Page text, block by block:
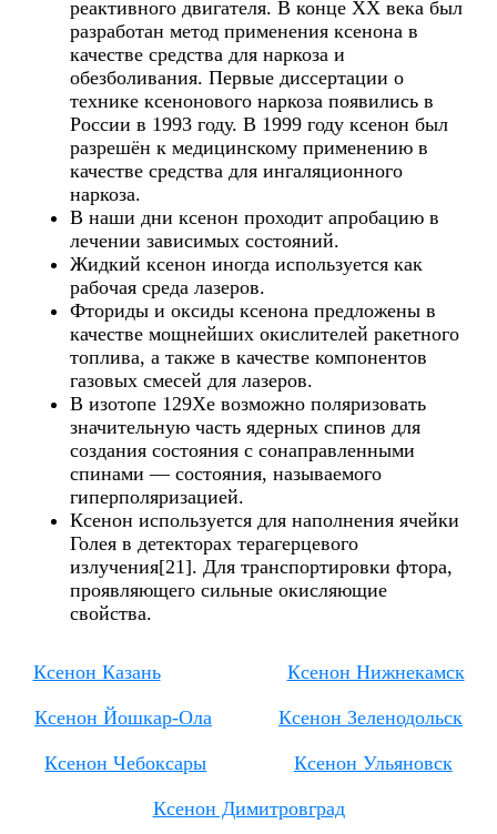
реактивного двигателя. В конце XX века был
разработан метод применения ксенона в
качестве средства для наркоза и
обезболивания. Первые диссертации о
технике ксенонового наркоза появились в
России в 1993 году. В 1999 году ксенон был
разрешён к медицинскому применению в
качестве средства для ингаляционного
наркоза.
В наши дни ксенон проходит апробацию в
лечении зависимых состояний.
Жидкий ксенон иногда используется как
рабочая среда лазеров.
Фториды и оксиды ксенона предложены в
качестве мощнейших окислителей ракетного
топлива, а также в качестве компонентов
газовых смесей для лазеров.
В изотопе 129Xe возможно поляризовать
значительную часть ядерных спинов для
создания состояния с сонаправленными
спинами — состояния, называемого
гиперполяризацией.
Ксенон используется для наполнения ячейки
Голея в детекторах терагерцевого
излучения[21]. Для транспортировки фтора,
проявляющего сильные окисляющие
свойства.
Ксенон Казань Ксенон Нижнекамск
Ксенон Йошкар-Ола Ксенон Зеленодольск
Ксенон Чебоксары Ксенон Ульяновск
Ксенон Димитровград